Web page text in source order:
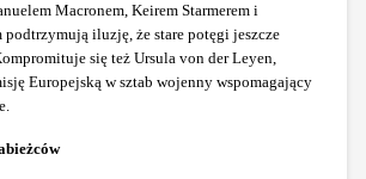
Macronem, Keirem Starmerem i
podtrzymują iluzję, że stare potęgi jeszcze
się też Ursula von der Leyen,
Europejską w sztab wojenny wspomagający